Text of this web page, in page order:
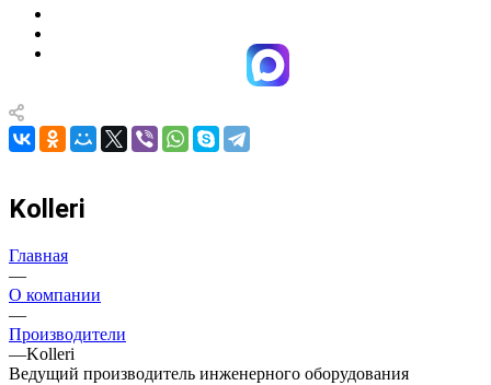
Kolleri
Главная
—
О компании
—
Производители
—Kolleri
Ведущий производитель инженерного оборудования